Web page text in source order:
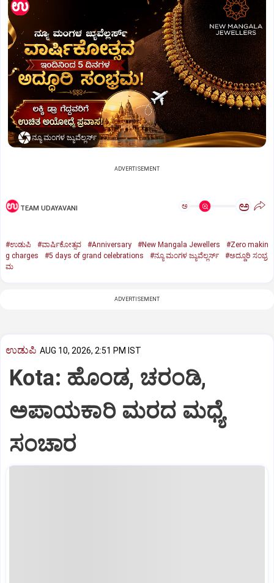
ನ್ಯೂ ಮಂಗಳ ಜ್ಯುವೆಲ್ಲರ್ಸ್
ADVERTISEMENT
TEAM UDAYAVANI ಅ ಅ
#ಉಡುಪಿ #ವಾರ್ಷಿಕೋತ್ಸವ #Anniversary #New Mangala Jewellers
#Zero makin
g charges
#5 days of grand celebrations #ನ್ಯೂ ಮಂಗಳ ಜ್ಯುವೆಲ್ಲರ್ಸ್‌
#ಅದ್ದೂರಿ ಸಂಭ್ರ
ಮ
ADVERTISEMENT
ಉಡುಪಿ AUG 10, 2026, 2:51 PM IST
Kota: ಹೊಂಡ, ಚರಂಡಿ,
ಅಪಾಯಕಾರಿ ಮರದ ಮಧ್ಯೆ
ಸಂಚಾರ